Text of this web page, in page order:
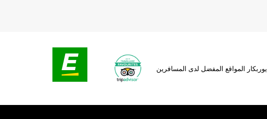
يوربكار المواقع المفضل لدى المسافرين